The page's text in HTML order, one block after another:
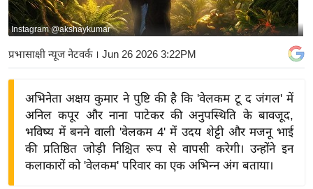
य
बि
ज़
ने
द्यो
Instagram @akshaykumar
प्रभासाक्षी न्यूज नेटवर्क। Jun 26 2026 3:22PM
अभिनेता अक्षय कुमार ने पुष्टि की है कि 'वेलकम टू द जंगल' में
अनिल कपूर और नाना पाटेकर की अनुपस्थिति के बावजूद,
भविष्य में बनने वाली 'वेलकम 4' में उदय शेट्टी और मजनू भाई
की प्रतिष्ठित जोड़ी निश्चित रूप से वापसी करेगी। उन्होंने इन
कलाकारों को 'वेलकम' परिवार का एक अभिन्न अंग बताया।